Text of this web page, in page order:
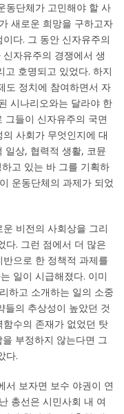
동단체가 고민해야 할 사
새로운 희망을 구하고자
다. 그 동안 신자유주의
자유주의 경쟁에서 생
고 호명되고 있었다. 하지
도 정치에 참여하면서 자
시나리오와는 달라야 한
그들이 신자유주의 국면
사회가 무엇인지에 대
일상, 협력적 생활, 코뮨
고 있는 바 그를 기획하
운동단체의 과제가 되었
비전의 사회상을 그리
다. 그런 점에서 더 많은
으로 한 정책적 과제를
일이 시급해졌다. 이미
하고 소개하는 일의 소중
들의 추상성이 높았던 것
수의 존재가 없었던 탓
부정하지 않는다면 그
다.
서 보자면 보수 야권이 연
총선은 시민사회 내 여